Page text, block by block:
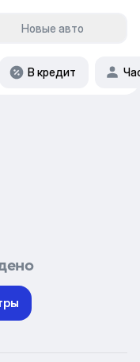
Новые авто
В кредит